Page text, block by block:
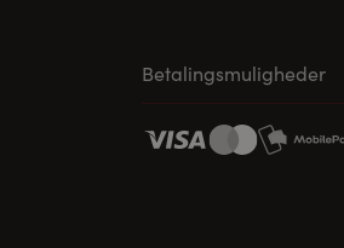
Betalingsmuligheder